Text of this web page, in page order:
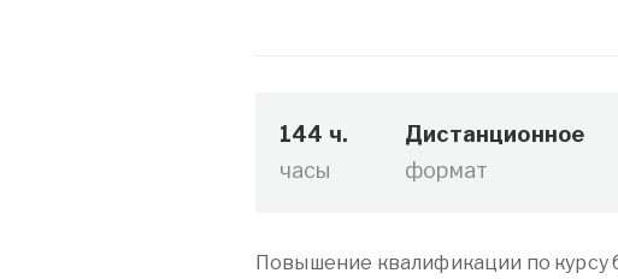
144 ч.
часы
Дистанционное
формат
Повышение квалификации по курсу